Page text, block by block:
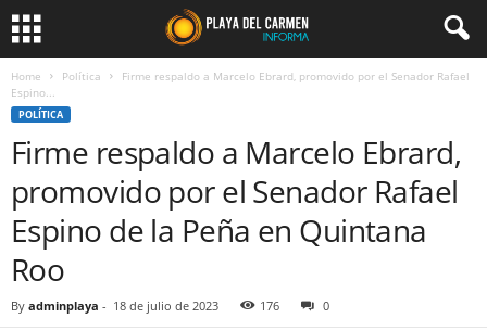
Home Política
Firme respaldo a Marcelo Ebrard, promovido por el Senador Rafael
Espino...
POLÍTICA
Firme respaldo a Marcelo Ebrard,
promovido por el Senador Rafael
Espino de la Peña en Quintana
Roo
By adminplaya - 18 de julio de 2023 176 0